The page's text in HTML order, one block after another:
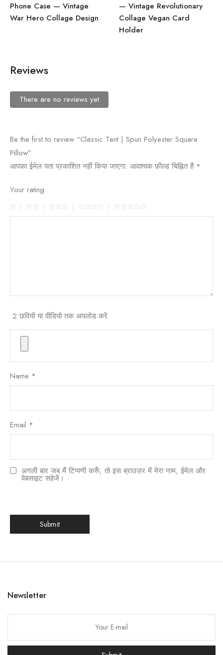
Phone Case — Vintage
War Hero Collage Design
— Vintage Revolutionary
Collage Vegan Card
Holder
Reviews
There are no reviews yet
Be the first to review “Classic Tent | Spun Polyester Square
Pillow”
आपका ईमेल पता प्रकाशित नहीं किया जाएगा. आवश्यक फ़ील्ड चिह्नित हैं *
Your rating
2 छवियों या वीडियो तक अपलोड करें
Name *
Email *
अगली बार जब मैं टिप्पणी करूँ, तो इस ब्राउज़र में मेरा नाम, ईमेल और
वेबसाइट सहेजें।
Newsletter
Bahasa Indonesia